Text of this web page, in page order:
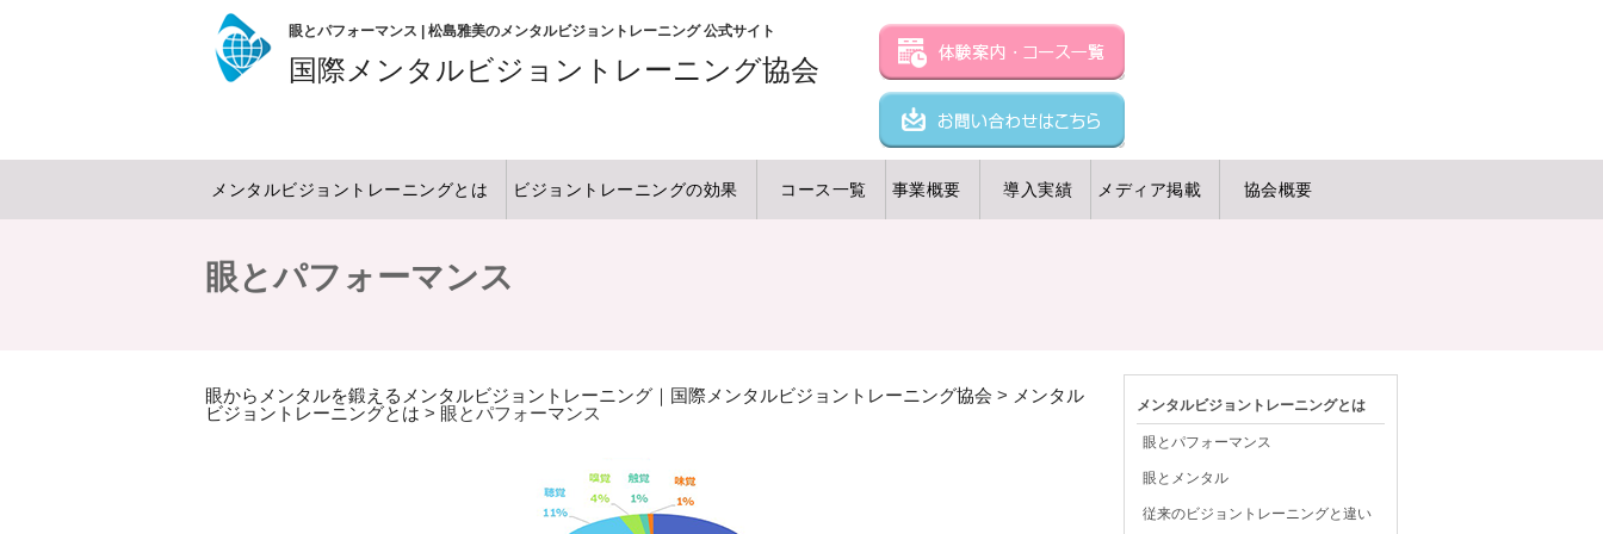
眼とパフォーマンス | 松島雅美のメンタルビジョントレーニング 公式サイト
国際メンタルビジョン トレーニング協会
メンタルビジョントレーニングとは ビジョントレーニングの効果 コース一覧 事業概要 導入実績 メディア掲載 協会概要
眼とパフォーマンス
眼からメンタルを鍛えるメンタルビジョントレーニング｜国際メンタルビジョントレーニング協会 > メンタル
ビジョントレーニングとは > 眼とパフォーマンス メンタルビジョントレーニングとは
眼とパフォーマンス
眼とメンタル
従来のビジョントレーニングと違い